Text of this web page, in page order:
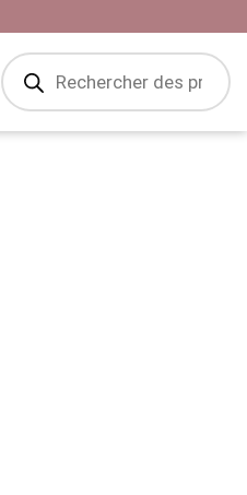
Recherche
de
produits